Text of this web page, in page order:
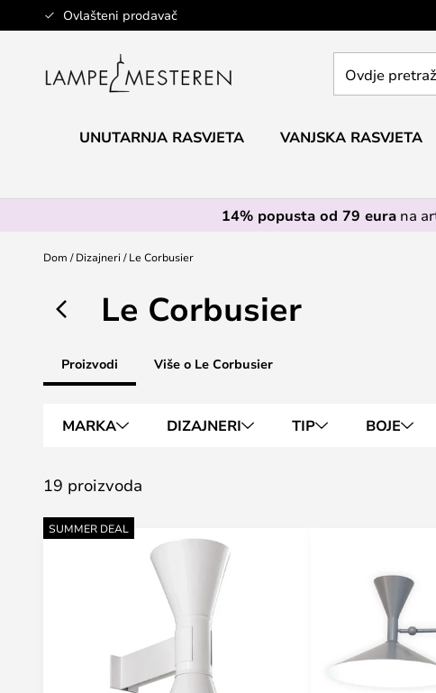
Ovlašteni prodavač
Skip
to
pretražite
trgovinu...
UNUTARNJA RASVJETA VANJSKA RASVJETA
14% popusta od 79 eurana
Dom Dizajneri Le Corbusier
Le Corbusier
Proizvodi Više o Le Corbusier
MARKA DIZAJNERI TIP BOJE
19 proizvoda
SUMMER DEAL